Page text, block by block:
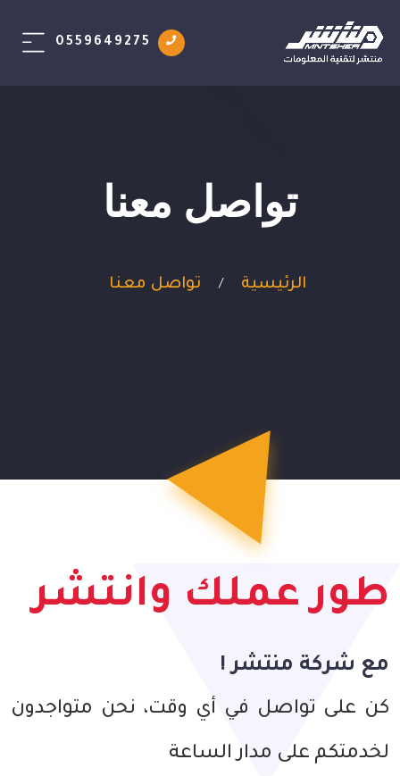
0559649275
تواصل معنا
الرئيسية / تواصل معنا
طور عملك وانتشر
مع شركة منتشر !
كن على تواصل في أي وقت، نحن متواجدون
لخدمتكم على مدار الساعة